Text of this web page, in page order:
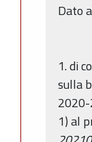
Dato
1. di
sulla
1) al